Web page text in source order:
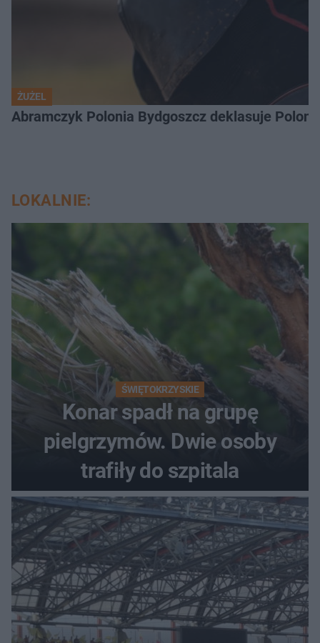
ŻUŻEL
Abramczyk Polonia Bydgoszcz deklasuje
LOKALNIE:
ŚWIĘTOKRZYSKIE
Konar spadł na grupę
pielgrzymów. Dwie osoby
trafiły do szpitala